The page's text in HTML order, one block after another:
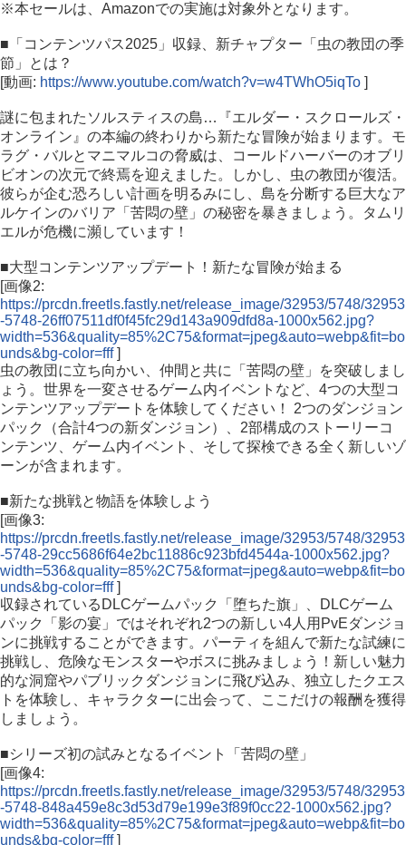
※本セールは、Amazonでの実施は対象外となります。
■「コンテンツパス2025」収録、新チャプター「虫の教団の季
節」とは？
[動画: https://www.youtube.com/watch?v=w4TWhO5iqTo ]
謎に包まれたソルスティスの島…『エルダー・スクロールズ・
オンライン』の本編の終わりから新たな冒険が始まります。モ
ラグ・バルとマニマルコの脅威は、コールドハーバーのオブリ
ビオンの次元で終焉を迎えました。しかし、虫の教団が復活。
彼らが企む恐ろしい計画を明るみにし、島を分断する巨大なア
ルケインのバリア「苦悶の壁」の秘密を暴きましょう。タムリ
エルが危機に瀕しています！
■大型コンテンツアップデート！新たな冒険が始まる
[画像2:
https://prcdn.freetls.fastly.net/release_image/32953/5748/32953
-5748-26ff07511df0f45fc29d143a909dfd8a-1000x562.jpg?
width=536&quality=85%2C75&format=jpeg&auto=webp&fit=bo
unds&bg-color=fff]
虫の教団に立ち向かい、仲間と共に「苦悶の壁」を突破しまし
ょう。世界を一変させるゲーム内イベントなど、4つの大型コ
ンテンツアップデートを体験してください！ 2つのダンジョン
パック（合計4つの新ダンジョン）、2部構成のストーリーコ
ンテンツ、ゲーム内イベント、そして探検できる全く新しいゾ
ーンが含まれます。
■新たな挑戦と物語を体験しよう
[画像3:
https://prcdn.freetls.fastly.net/release_image/32953/5748/32953
-5748-29cc5686f64e2bc11886c923bfd4544a-1000x562.jpg?
width=536&quality=85%2C75&format=jpeg&auto=webp&fit=bo
unds&bg-color=fff]
収録されているDLCゲームパック「堕ちた旗」、DLCゲーム
パック「影の宴」ではそれぞれ2つの新しい4人用PvEダンジョ
ンに挑戦することができます。パーティを組んで新たな試練に
挑戦し、危険なモンスターやボスに挑みましょう！新しい魅力
的な洞窟やパブリックダンジョンに飛び込み、独立したクエス
トを体験し、キャラクターに出会って、ここだけの報酬を獲得
しましょう。
■シリーズ初の試みとなるイベント「苦悶の壁」
[画像4:
https://prcdn.freetls.fastly.net/release_image/32953/5748/32953
-5748-848a459e8c3d53d79e199e3f89f0cc22-1000x562.jpg?
width=536&quality=85%2C75&format=jpeg&auto=webp&fit=bo
unds&bg-color=fff]